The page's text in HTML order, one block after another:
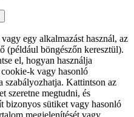
egy alkalmazást használ, az
(például böngészőn keresztül).
el, hogyan használja
k vagy hasonló
szabályozhatja. Kattintson az
szeretne megtudni, és
bizonyos sütiket vagy hasonló
megjelenítését vagy